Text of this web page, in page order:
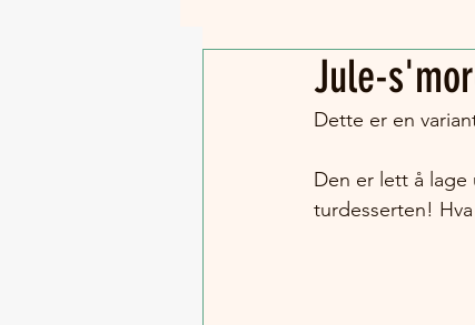
Tørket turmat
Jule-
Dette er en
Den er lett å
turdesserten!